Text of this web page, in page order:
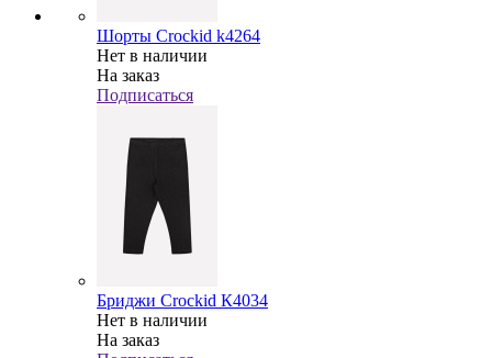
Шорты Crockid k4264
Нет в наличии
На заказ
Подписаться
Бриджи Crockid К4034
Нет в наличии
На заказ